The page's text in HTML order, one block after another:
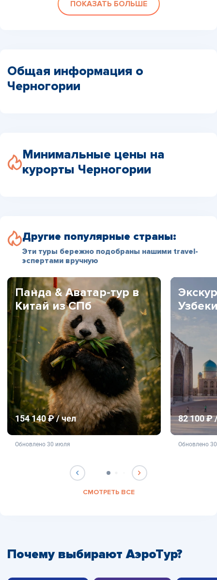
ПОКАЗАТЬ БОЛЬШЕ
Общая информация о
Черногории
Минимальные цены на
курорты Черногории
Другие популярные страны:
Эти туры бережно подобраны нашими travel-
эспертами вручную
Панда & Аватар-тур в
Китай из СПб
154 140 ₽ / чел
не является публичной офертой
Обновлено 30 июля
82 100 ₽
не
Обновлено
СМОТРЕТЬ ВСЕ
Почему выбирают АэроТур?